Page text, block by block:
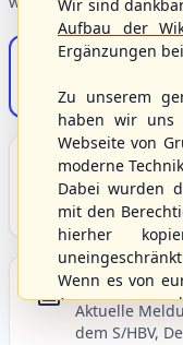
S/HBV-Shop
Der
Unser Sport
Grundlagen
und Baseball5.
Berichte
Aktuelle
dem S/HBV,
Wir sind
Aufbau der
Ergänzungen
Zu unserem
haben wir uns
Webseite von
moderne
Dabei wurden
mit den
hierher
Wenn es von
Anregungen
gerne an die